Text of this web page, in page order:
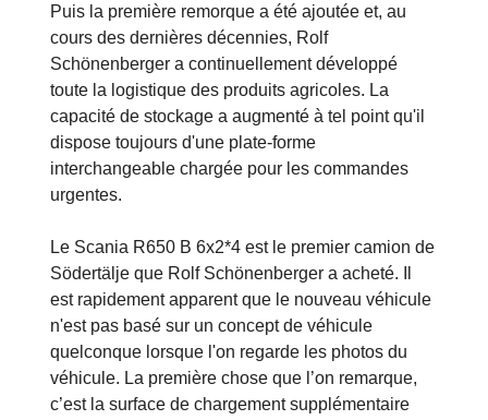
Puis la première remorque a été ajoutée et, au
cours des dernières décennies, Rolf
Schönenberger a continuellement développé
toute la logistique des produits agricoles. La
capacité de stockage a augmenté à tel point qu'il
dispose toujours d'une plate-forme
interchangeable chargée pour les commandes
urgentes.
Le Scania R650 B 6x2*4 est le premier camion de
Södertälje que Rolf Schönenberger a acheté. Il
est rapidement apparent que le nouveau véhicule
n'est pas basé sur un concept de véhicule
quelconque lorsque l'on regarde les photos du
véhicule. La première chose que l’on remarque,
c’est la surface de chargement supplémentaire